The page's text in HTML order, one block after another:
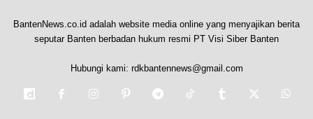
BantenNews.co.id adalah website media online yang menyajikan berita
seputar Banten berbadan hukum resmi PT Visi Siber Banten
Hubungi kami: rdkbantennews@gmail.com